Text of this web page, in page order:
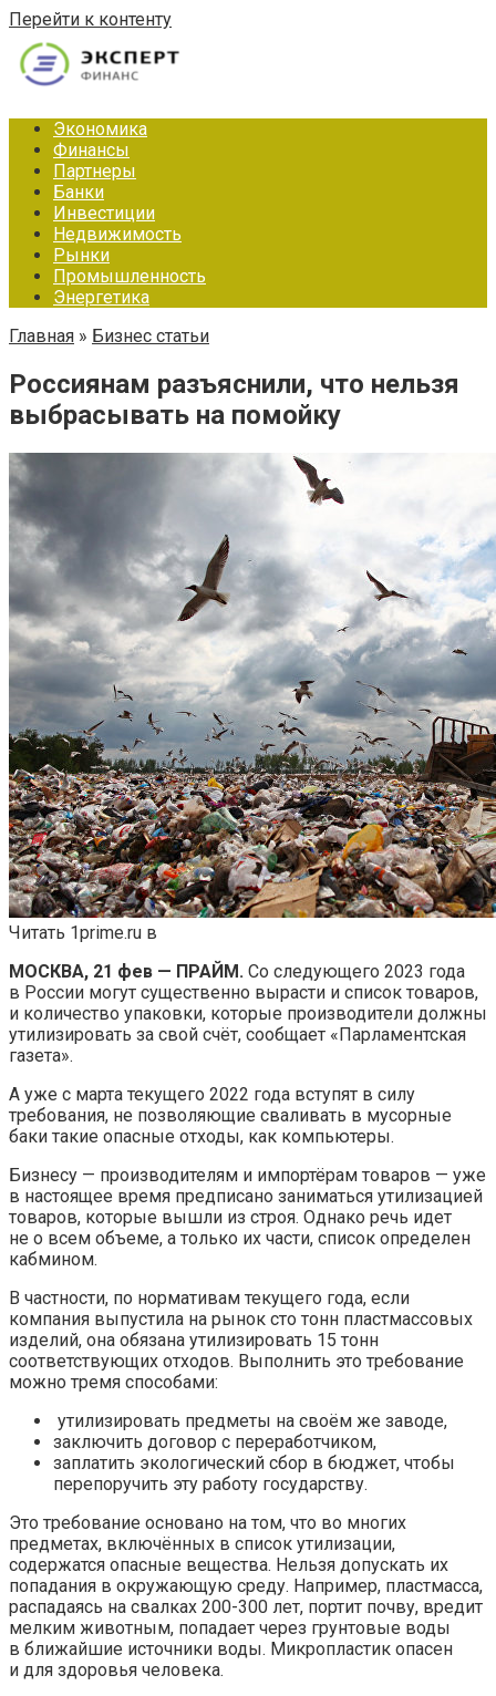
Перейти к контенту
Экономика
Финансы
Партнеры
Банки
Инвестиции
Недвижимость
Рынки
Промышленность
Энергетика
Главная » Бизнес статьи
Россиянам разъяснили, что нельзя
выбрасывать на помойку
Читать 1prime.ru в
МОСКВА, 21 фев — ПРАЙМ. Со следующего 2023 года
в России могут существенно вырасти и список товаров,
и количество упаковки, которые производители должны
утилизировать за свой счёт, сообщает «Парламентская
газета».
А уже с марта текущего 2022 года вступят в силу
требования, не позволяющие сваливать в мусорные
баки такие опасные отходы, как компьютеры.
Бизнесу — производителям и импортёрам товаров — уже
в настоящее время предписано заниматься утилизацией
товаров, которые вышли из строя. Однако речь идет
не о всем объеме, а только их части, список определен
кабмином.
В частности, по нормативам текущего года, если
компания выпустила на рынок сто тонн пластмассовых
изделий, она обязана утилизировать 15 тонн
соответствующих отходов. Выполнить это требование
можно тремя способами:
утилизировать предметы на своём же заводе,
заключить договор с переработчиком,
заплатить экологический сбор в бюджет, чтобы
перепоручить эту работу государству.
Это требование основано на том, что во многих
предметах, включённых в список утилизации,
содержатся опасные вещества. Нельзя допускать их
попадания в окружающую среду. Например, пластмасса,
распадаясь на свалках 200-300 лет, портит почву, вредит
мелким животным, попадает через грунтовые воды
в ближайшие источники воды. Микропластик опасен
и для здоровья человека.